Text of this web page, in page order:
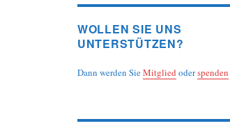
WOLLEN SIE UNS
UNTERSTÜTZEN?
Dann werden SieMitglied oderspenden